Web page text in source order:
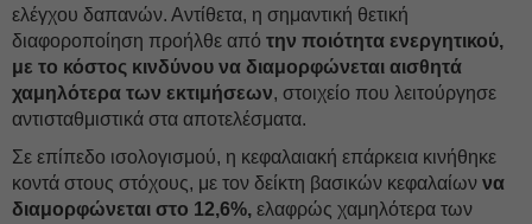
ελέγχου δαπανών. Αντίθετα, η σημαντική θετική
διαφοροποίηση προήλθε από την ποιότητα ενεργητικού,
με το κόστος κινδύνου να διαμορφώνεται αισθητά
χαμηλότερα των εκτιμήσεων, στοιχείο που λειτούργησε
αντισταθμιστικά στα αποτελέσματα.
Σε επίπεδο ισολογισμού, η κεφαλαιακή επάρκεια κινήθηκε
κοντά στους στόχους, με τον δείκτη βασικών κεφαλαίων να
διαμορφώνεται στο 12,6%, ελαφρώς χαμηλότερα των